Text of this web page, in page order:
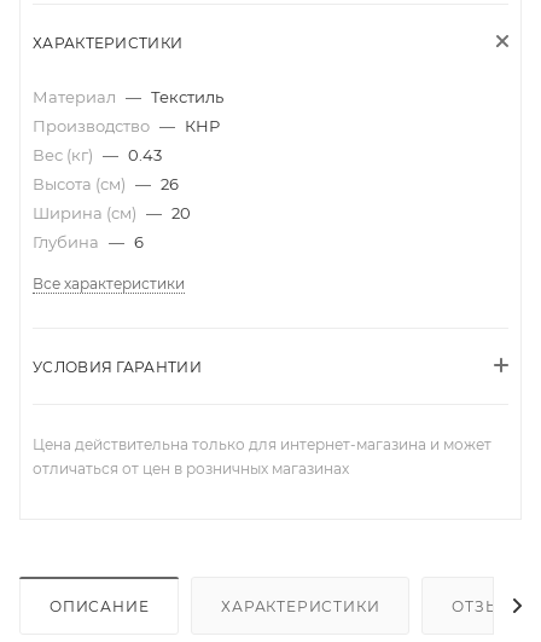
ХАРАКТЕРИСТИКИ
Материал — Текстиль
Производство — КНР
Вес (кг) — 0.43
Высота (см) — 26
Ширина (см) — 20
Глубина — 6
Все характеристики
УСЛОВИЯ ГАРАНТИИ
Цена действительна только для интернет-магазина и может
отличаться от цен в розничных магазинах
ОПИСАНИЕ ХАРАКТЕРИСТИКИ ОТЗЫВЫ